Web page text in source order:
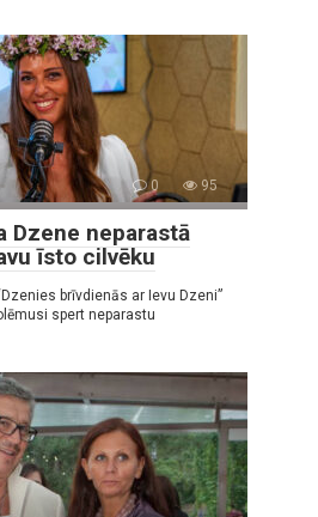
0 95
Dzene neparastā
īsto cilvēku
brīvdienās ar Ievu Dzeni”
spert neparastu